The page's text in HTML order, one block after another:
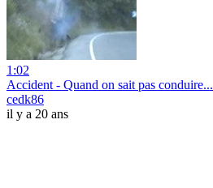
1:02
Accident - Quand on sait pas conduire...
cedk86
il y a 20 ans